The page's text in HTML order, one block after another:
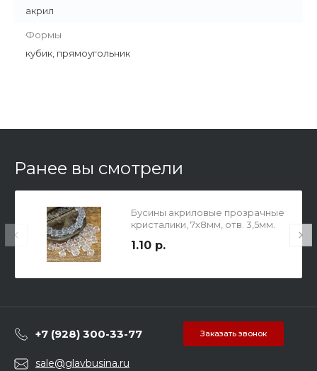
акрил
Формы
кубик, прямоугольник
Ранее вы смотрели
Бусины акриловые прозрачные
кристалики, 7х8мм, отв. 3,5мм.
1.10 р.
+7 (928) 300-33-77 Заказать звонок
sale@glavbusina.ru